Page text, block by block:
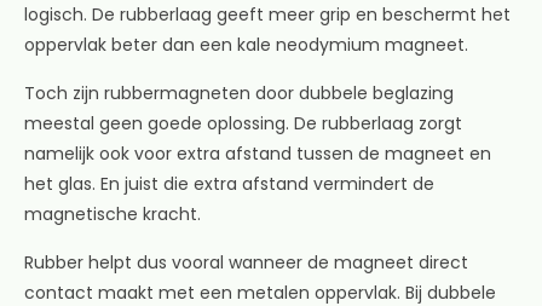
logisch. De rubberlaag geeft meer grip en beschermt het
oppervlak beter dan een kale neodymium magneet.
Toch zijn rubbermagneten door dubbele beglazing
meestal geen goede oplossing. De rubberlaag zorgt
namelijk ook voor extra afstand tussen de magneet en
het glas. En juist die extra afstand vermindert de
magnetische kracht.
Rubber helpt dus vooral wanneer de magneet direct
contact maakt met een metalen oppervlak. Bij dubbele